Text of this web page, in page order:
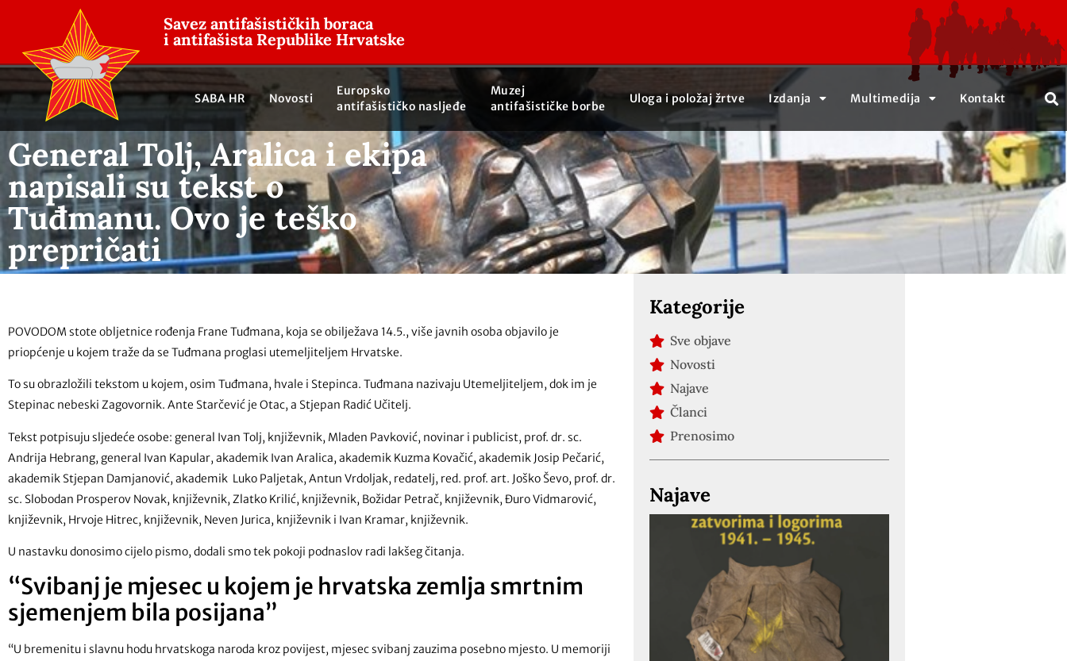
Savez antifašističkih boraca
i antifašista Republike Hrvatske
SABA HR Novosti
Europsko
antifašističko nasljeđe
Muzej
antifašističke borbe
Uloga i položaj žrtve Izdanja Multimedija Kontakt
General Tolj, Aralica i ekipa
napisali su tekst o
Tuđmanu. Ovo je teško
prepričati
POVODOM stote obljetnice rođenja Frane Tuđmana, koja se obilježava 14.5., više javnih osoba objavilo je
priopćenje u kojem traže da se Tuđmana proglasi utemeljiteljem Hrvatske.
To su obrazložili tekstom u kojem, osim Tuđmana, hvale i Stepinca. Tuđmana nazivaju Utemeljiteljem, dok im je
Stepinac nebeski Zagovornik. Ante Starčević je Otac, a Stjepan Radić Učitelj.
Tekst potpisuju sljedeće osobe: general Ivan Tolj, književnik, Mladen Pavković, novinar i publicist, prof. dr. sc.
Andrija Hebrang, general Ivan Kapular, akademik Ivan Aralica, akademik Kuzma Kovačić, akademik Josip Pečarić,
akademik Stjepan Damjanović, akademik Luko Paljetak, Antun Vrdoljak, redatelj, red. prof. art. Joško Ševo, prof. dr.
sc. Slobodan Prosperov Novak, književnik, Zlatko Krilić, književnik, Božidar Petrač, književnik, Đuro Vidmarović,
književnik, Hrvoje Hitrec, književnik, Neven Jurica, književnik i Ivan Kramar, književnik.
U nastavku donosimo cijelo pismo, dodali smo tek pokoji podnaslov radi lakšeg čitanja.
“Svibanj je mjesec u kojem je hrvatska zemlja smrtnim
sjemenjem bila posijana”
“U bremenitu i slavnu hodu hrvatskoga naroda kroz povijest, mjesec svibanj zauzima posebno mjesto. U memoriji
Kategorije
Sve objave
Novosti
Najave
Članci
Prenosimo
Najave